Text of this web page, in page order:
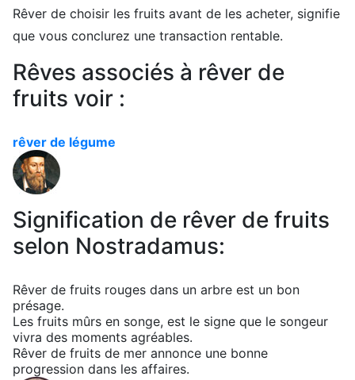
Rêver de choisir les fruits avant de les acheter, signifie
que vous conclurez une transaction rentable.
Rêves associés à rêver de
fruits voir :
rêver de légume
Signification de rêver de fruits
selon Nostradamus:
Rêver de fruits rouges dans un arbre est un bon
présage.
Les fruits mûrs en songe, est le signe que le songeur
vivra des moments agréables.
Rêver de fruits de mer annonce une bonne
progression dans les affaires.